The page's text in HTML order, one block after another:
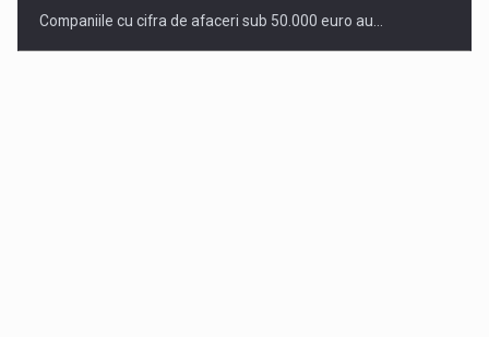
Companiile cu cifra de afaceri sub 50.000 euro au…